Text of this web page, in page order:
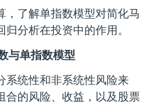
，了解单指数模型对简化马
分析在投资中的作用。
与单指数模型
系统性和非系统性风险来
合的风险、收益，以及股票